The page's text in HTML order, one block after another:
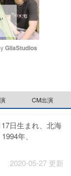
e
GliaStudios
CM出演
日生まれ、北海
年、
2020-05-27 更新